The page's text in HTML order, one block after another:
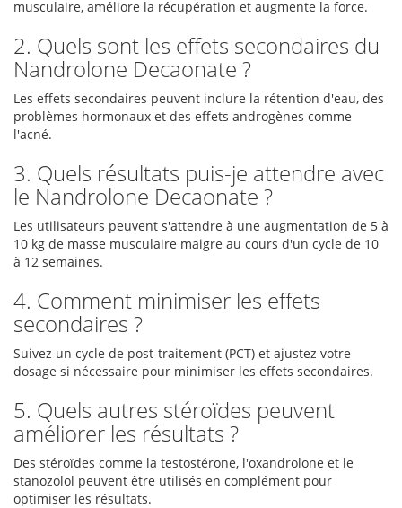
musculaire, améliore la récupération et augmente la force.
2. Quels sont les effets secondaires du
Nandrolone Decaonate ?
Les effets secondaires peuvent inclure la rétention d'eau, des
problèmes hormonaux et des effets androgènes comme
l'acné.
3. Quels résultats puis-je attendre avec
le Nandrolone Decaonate ?
Les utilisateurs peuvent s'attendre à une augmentation de 5 à
10 kg de masse musculaire maigre au cours d'un cycle de 10
à 12 semaines.
4. Comment minimiser les effets
secondaires ?
Suivez un cycle de post-traitement (PCT) et ajustez votre
dosage si nécessaire pour minimiser les effets secondaires.
5. Quels autres stéroïdes peuvent
améliorer les résultats ?
Des stéroïdes comme la testostérone, l'oxandrolone et le
stanozolol peuvent être utilisés en complément pour
optimiser les résultats.